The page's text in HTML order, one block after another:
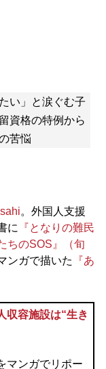
い」と涙ぐむ子
資格の特例から
苦悩
。外国人支援
に
『となりの難民
ちのSOS』（旬
ンガで描いた
『あ
収容施設は“生き
マンガでリポー